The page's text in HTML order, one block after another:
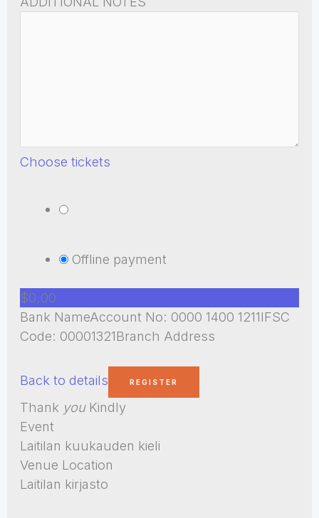
Choose tickets
Offline payment
$0.00
Bank NameAccount No: 0000 1400 1211IFSC
Code: 00001321Branch Address
Back to details
Thank youKindly
Event
Laitilan kuukauden kieli
Venue Location
Laitilan kirjasto